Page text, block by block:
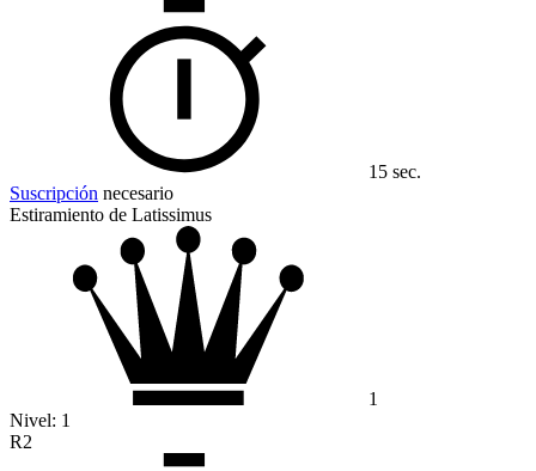
15 sec.
Suscripción necesario
Estiramiento de Latissimus
1
Nivel: 1
R2